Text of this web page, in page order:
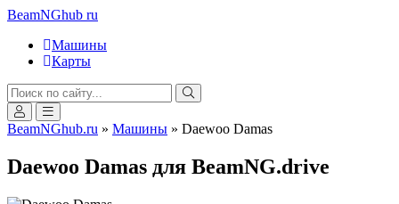
BeamNGhub ru
Машины
Карты
BeamNGhub.ru » Машины » Daewoo Damas
Daewoo Damas для BeamNG.drive